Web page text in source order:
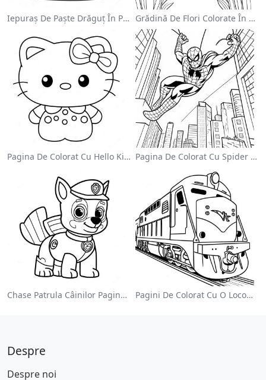
Iepuraș De Paște Drăguț În Pagină De Colorat Grădină De Flori Colorate În Pagină De Colorat
Pagina De Colorat Cu Hello Kitty Drăguță Cu Fundiță Pagina De Colorat Cu Spider Man Swinging Prin Oraș
Chase Patrula Câinilor Pagina De Colorat Pagini De Colorat Cu O Locomotivă Colorată
Despre
Despre noi